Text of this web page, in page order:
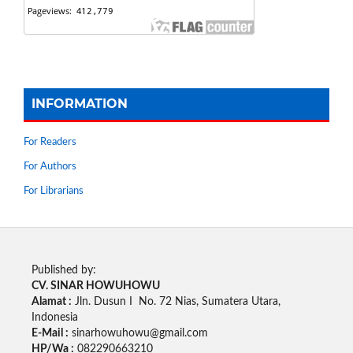
INFORMATION
For Readers
For Authors
For Librarians
Published by:
CV. SINAR HOWUHOWU
Alamat : Jln. Dusun I No. 72 Nias, Sumatera Utara,
Indonesia
E-Mail : sinarhowuhowu@gmail.com
HP/Wa : 082290663210